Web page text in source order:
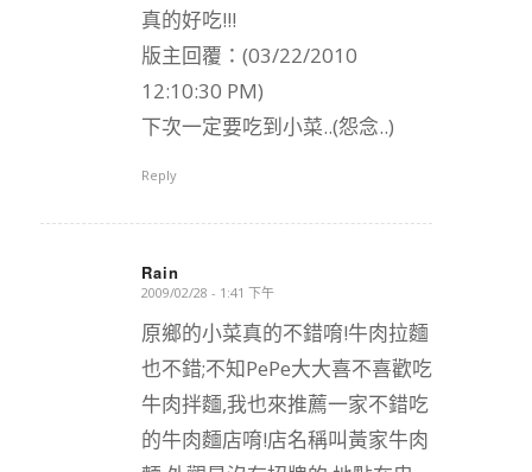
真的好吃!!!
版主回覆：(03/22/2010
12:10:30 PM)
下次一定要吃到小菜..(怨念..)
Reply
Rain
says:
2009/02/28 - 1:41 下午
原鄉的小菜真的不錯唷!牛肉拉麵
也不錯;不知PePe大大喜不喜歡吃
牛肉拌麵,我也來推薦一家不錯吃
的牛肉麵店唷!店名稱叫黃家牛肉